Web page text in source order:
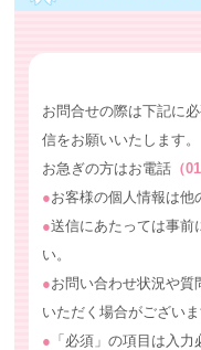
お問合せの際は下記に
信をお願いいたします。
お急ぎの方はお電話（
●お客様の個人情報は他
●送信にあたっては事前
い。
●お問い合わせ状況や質
いただく場合がござい
● 「必須」の項目は入